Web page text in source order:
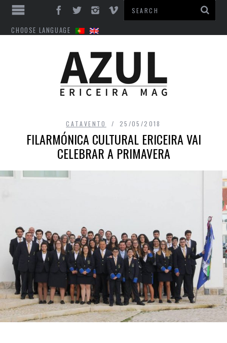
CHOOSE LANGUAGE
CATAVENTO 25/05/2018
FILARMÓNICA CULTURAL ERICEIRA VAI
CELEBRAR A PRIMAVERA